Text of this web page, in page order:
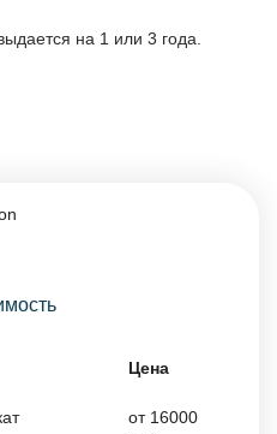
на 1 или 3 года.
Цена
от 16000